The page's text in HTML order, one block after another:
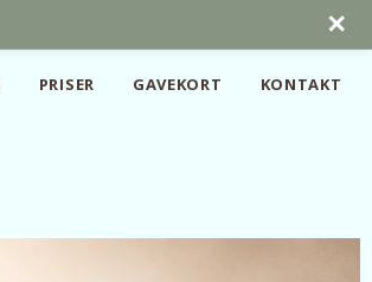
PRISER GAVEKORT KONTAKT
✕